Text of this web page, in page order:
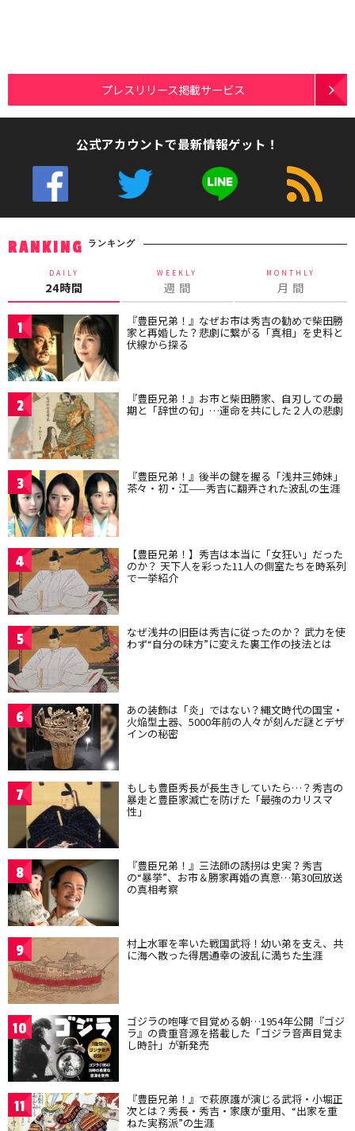
プレスリリース掲載サービス
公式アカウントで最新情報ゲット！
RANKING ランキング
DAILY
24時間
WEEKLY
週 間
MONTHLY
月 間
1 『豊臣兄弟！』なぜお市は秀吉の勧めで柴田勝
家と再婚した？悲劇に繋がる「真相」を史料と
伏線から探る
2 『豊臣兄弟！』お市と柴田勝家、自刃しての最
期と「辞世の句」…運命を共にした２人の悲劇
3 『豊臣兄弟！』後半の鍵を握る「浅井三姉妹」
茶々・初・江——秀吉に翻弄された波乱の生涯
4 【豊臣兄弟！】秀吉は本当に「女狂い」だった
のか？ 天下人を彩った11人の側室たちを時系列
で一挙紹介
5 なぜ浅井の旧臣は秀吉に従ったのか？ 武力を使
わず“自分の味方”に変えた裏工作の技法とは
6 あの装飾は「炎」ではない？縄文時代の国宝・
火焔型土器、5000年前の人々が刻んだ謎とデザ
インの秘密
7 もしも豊臣秀長が長生きしていたら…？秀吉の
暴走と豊臣家滅亡を防げた「最強のカリスマ
性」
8 『豊臣兄弟！』三法師の誘拐は史実？秀吉
の“暴挙”、お市＆勝家再婚の真意…第30回放送
の真相考察
9 村上水軍を率いた戦国武将！幼い弟を支え、共
に海へ散った得居通幸の波乱に満ちた生涯
10 ゴジラの咆哮で目覚める朝…1954年公開『ゴジ
ラ』の貴重音源を搭載した「ゴジラ音声目覚ま
し時計」が新発売
11 『豊臣兄弟！』で萩原護が演じる武将・小堀正
次とは？秀長・秀吉・家康が重用、“出家を重
ねた実務派”の生涯